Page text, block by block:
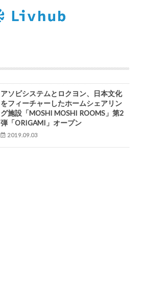
アソビシステムとロクヨン、日本文化
をフィーチャーしたホームシェアリン
グ施設「MOSHI MOSHI ROOMS」第2
弾「ORIGAMI」オープン
2019.09.03